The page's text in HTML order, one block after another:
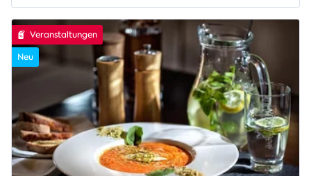
Veranstaltungen
Neu